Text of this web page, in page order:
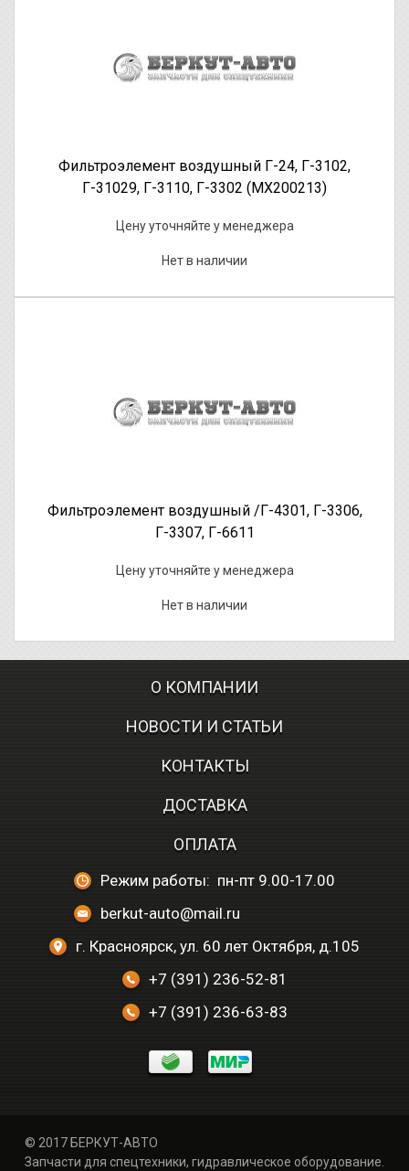
Фильтроэлемент воздушный Г-24, Г-3102,
Г-31029, Г-3110, Г-3302 (МХ200213)
Цену уточняйте у менеджера
Нет в наличии
Фильтроэлемент воздушный /Г-4301, Г-3306,
Г-3307, Г-6611
Цену уточняйте у менеджера
Нет в наличии
О КОМПАНИИ
НОВОСТИ И СТАТЬИ
КОНТАКТЫ
ДОСТАВКА
ОПЛАТА
Режим работы: пн-пт 9.00-17.00
berkut-auto@mail.ru
г. Красноярск, ул. 60 лет Октября, д.105
+7 (391) 236-52-81
+7 (391) 236-63-83
© 2017 БЕРКУТ-АВТО
Запчасти для спецтехники, гидравлическое оборудование.